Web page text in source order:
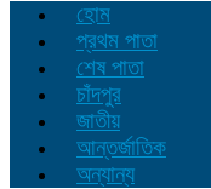
হোম
প্রথম পাতা
শেষ পাতা
চাঁদপুর
জাতীয়
আন্তর্জাতিক
অন্যান্য